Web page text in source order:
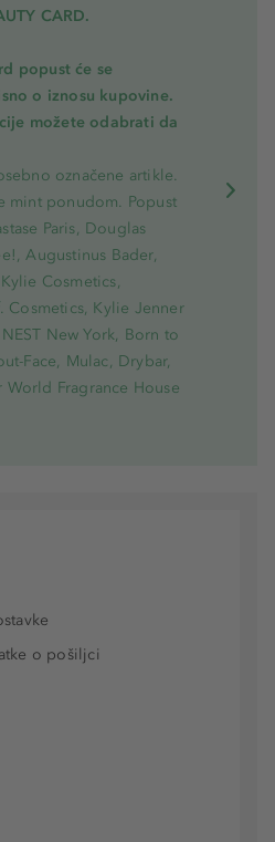
CARD.
popust će se
o iznosu kupovine.
možete odabrati da
označene artikle.
mint ponudom. Popust
Paris, Douglas
Augustinus Bader,
Cosmetics,
Cosmetics, Kylie Jenner
New York, Born to
Face, Mulac, Drybar,
Fragrance House
o pošiljci